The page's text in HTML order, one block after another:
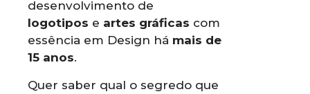
desenvolvimento de
logotipos e artes gráficas com
essência em Design há mais de
15 anos.
Quer saber qual o segredo que